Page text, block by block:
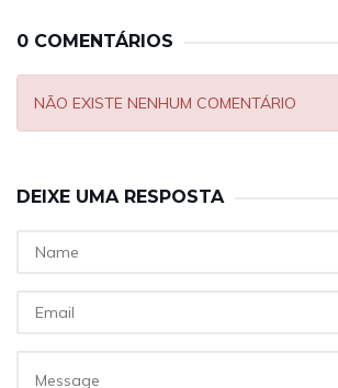
0 COMENTÁRIOS
NÃO EXISTE NENHUM COMENTÁRIO
DEIXE UMA RESPOSTA